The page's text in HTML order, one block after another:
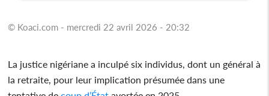
© Koaci.com - mercredi 22 avril 2026 - 20:32
La justice nigériane a inculpé six individus, dont un général à
la retraite, pour leur implication présumée dans une